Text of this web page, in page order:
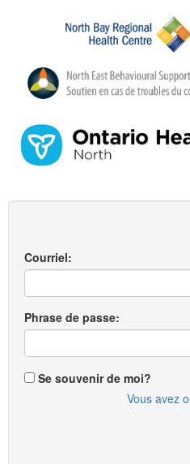
Courriel:
Phrase de passe:
Se souvenir de moi?
Vous avez